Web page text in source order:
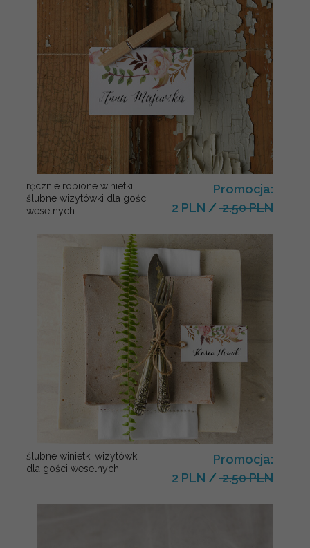
ręcznie robione winietki
ślubne wizytówki dla gości
weselnych
Promocja:
2 PLN / 2.50 PLN
ślubne winietki wizytówki
dla gości weselnych
Promocja:
2 PLN / 2.50 PLN